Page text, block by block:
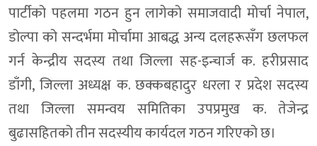
पार्टीको पहलमा गठन हुन लागेको समाजवादी मोर्चा नेपाल,
डोल्पा को सन्दर्भमा मोर्चामा आबद्ध अन्य दलहरूसँग छलफल
गर्न केन्द्रीय सदस्य तथा जिल्ला सह-इन्चार्ज क. हरीप्रसाद
डाँगी, जिल्ला अध्यक्ष क. छक्कबहादुर धरला र प्रदेश सदस्य
तथा जिल्ला समन्वय समितिका उपप्रमुख क. तेजेन्द्र
बुढासहितको तीन सदस्यीय कार्यदल गठन गरिएको छ।